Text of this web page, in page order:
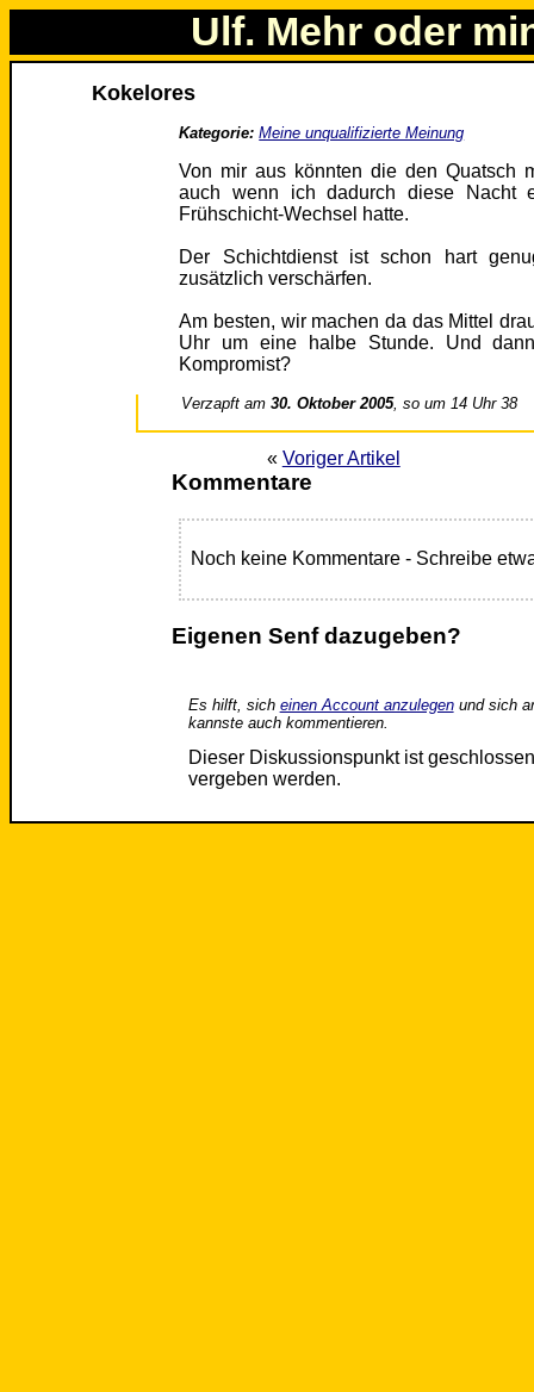
Ulf. Mehr oder
Kokelores
Kategorie: Meine unqualifizierte Meinung
Von mir aus könnten die den Quatsch
auch wenn ich dadurch diese Nacht
Frühschicht-Wechsel hatte.
Der Schichtdienst ist schon hart
zusätzlich verschärfen.
Am besten, wir machen da das Mittel
Uhr um eine halbe Stunde. Und
Kompromist?
Verzapft am30. Oktober 2005, so um 14 Uhr 38
« Voriger Artikel
Kommentare
Noch keine Kommentare - Schreibe
Eigenen Senf dazugeben?
Es hilft, sich einen Account anzulegenund sich
kannste auch kommentieren.
Dieser Diskussionspunkt ist
vergeben werden.